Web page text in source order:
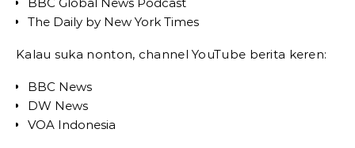
The Daily by New York Times
Kalau suka nonton, channel YouTube berita keren:
BBC News
DW News
VOA Indonesia